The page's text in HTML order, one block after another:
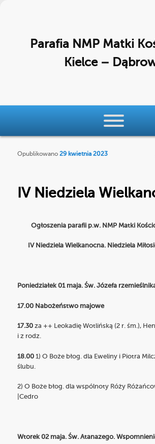
Parafia NMP Matki
Kielce –
IV Niedziela
Opublikowano29 kwietnia 2023
Ogłoszenia parafii p.w. NMP Matki
IV Niedziela Wielkanocna. Niedziela
Poniedziałek 01 maja. Św. Józefa
17.00 Nabożeństwo majowe
17.30za ++ Leokadię Wotlińską (2 r. śm.),
i z rodz.
18.00 1) O Boże błog. dla Eweliny i Piotra
ślubu.
2) O Boże błog. dla wspólnoty Róży
|Cedro
Wtorek 02 maja. Św. Atanazego.